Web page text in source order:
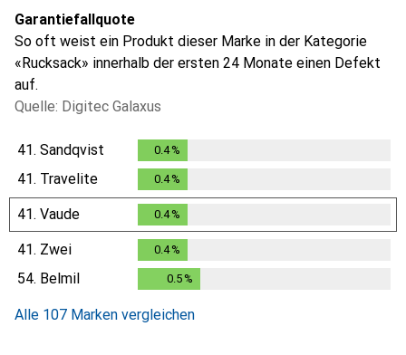
Garantiefallquote
So oft weist ein Produkt dieser Marke in der Kategorie
«Rucksack» innerhalb der ersten 24 Monate einen Defekt
auf.
Quelle: Digitec Galaxus
41. Sandqvist 0.4%
41. Travelite 0.4%
41. Vaude 0.4%
41. Zwei 0.4%
54. Belmil 0.5 %
Alle 107 Marken vergleichen